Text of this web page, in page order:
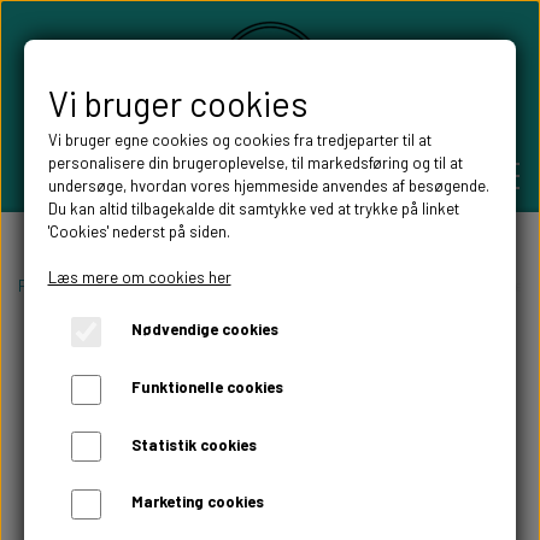
PERSONLIGE GAVER
BRYLLUPS GAVER
DÅBSGAVER/ NAVNGIVNING
SKILTE TIL FESTEN
WILLOW TREE FIGURER
WILLOW TREE BRYLLUPS FIGURER
Forside Willow Tree figurer
Vi bruger cookies
Vi bruger egne cookies og cookies fra tredjeparter til at
personalisere din brugeroplevelse, til markedsføring og til at
undersøge, hvordan vores hjemmeside anvendes af besøgende.
Du kan altid tilbagekalde dit samtykke ved at trykke på linket
'Cookies' nederst på siden.
Læs mere om cookies her
Nødvendige cookies
Funktionelle cookies
Statistik cookies
Marketing cookies